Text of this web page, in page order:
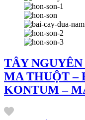
TÂY
MA THUỘT –
KONTUM –